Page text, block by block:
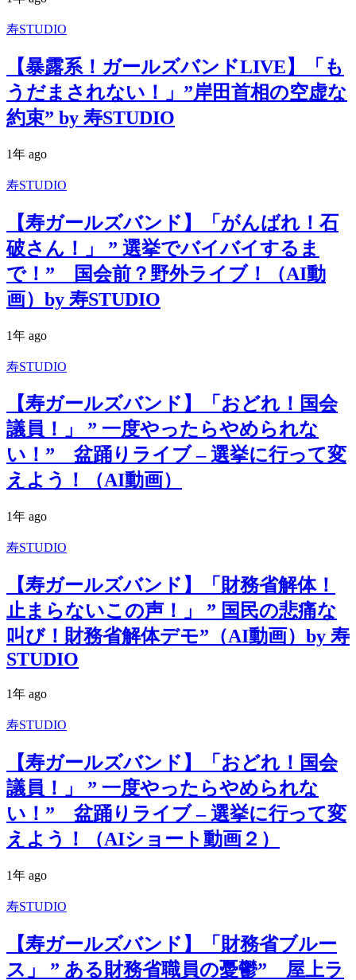
寿STUDIO
【暴露系！ガールズバンドLIVE】「も
うだまされない！」”岸田首相の空虚な
約束” by 寿STUDIO
1年 ago
寿STUDIO
【寿ガールズバンド】「がんばれ！石
破さん！」 ” 選挙でバイバイするま
で！” 国会前？野外ライブ！（AI動
画）by 寿STUDIO
1年 ago
寿STUDIO
【寿ガールズバンド】「おどれ！国会
議員！」 ” 一度やったらやめられな
い！” 盆踊りライブ – 選挙に行って変
えよう！（AI動画）
1年 ago
寿STUDIO
【寿ガールズバンド】「財務省解体！
止まらないこの声！」 ” 国民の悲痛な
叫び！財務省解体デモ”（AI動画）by 寿
STUDIO
1年 ago
寿STUDIO
【寿ガールズバンド】「おどれ！国会
議員！」 ” 一度やったらやめられな
い！” 盆踊りライブ – 選挙に行って変
えよう！（AIショート動画２）
1年 ago
寿STUDIO
【寿ガールズバンド】「財務省ブルー
ス」 ” ある財務省職員の憂鬱” 屋上ラ